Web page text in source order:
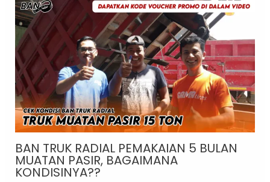
BAN TRUK RADIAL PEMAKAIAN 5 BULAN
MUATAN PASIR, BAGAIMANA
KONDISINYA??